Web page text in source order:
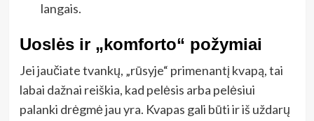
langais.
Uoslės ir „komforto“ požymiai
Jei jaučiate tvankų, „rūsyje“ primenantį kvapą, tai
labai dažnai reiškia, kad pelėsis arba pelėsiui
palanki drėgmė jau yra. Kvapas gali būti ir iš uždarų